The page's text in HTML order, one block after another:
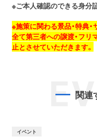
※ご本人確認のできる身分
※施策に関わる景品・特典・
全て第三者への譲渡・フ
止とさせていただきます。
関連
イベント